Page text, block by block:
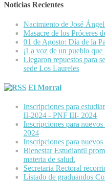
Noticias Recientes
Nacimiento de José
Masacre de los Próceres
01 de Agosto: Día de la
¡La voz de un pueblo
Llegaron repuestos para
sede Los Laureles
El Morral
Inscripciones para
II-2024 - PNF III- 2024
Inscripciones para
2024
Inscripciones para
Bienestar Estudiantil
materia de salud.
Secretaria Rectoral
Listado de graduandos